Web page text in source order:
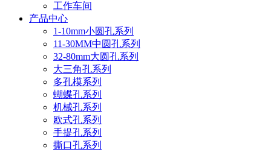
工作车间
产品中心
1-10mm小圆孔系列
11-30MM中圆孔系列
32-80mm大圆孔系列
大三角孔系列
多孔模系列
蝴蝶孔系列
机械孔系列
欧式孔系列
手提孔系列
撕口孔系列